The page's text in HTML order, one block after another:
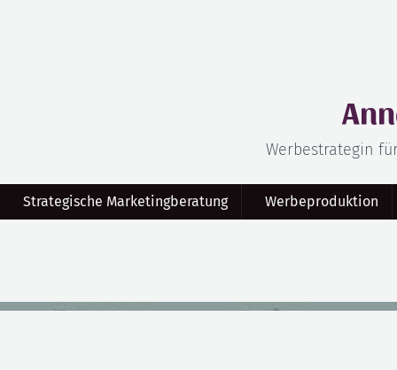
Werbestrategin
Strategische Marketingberatung Werbeproduktion